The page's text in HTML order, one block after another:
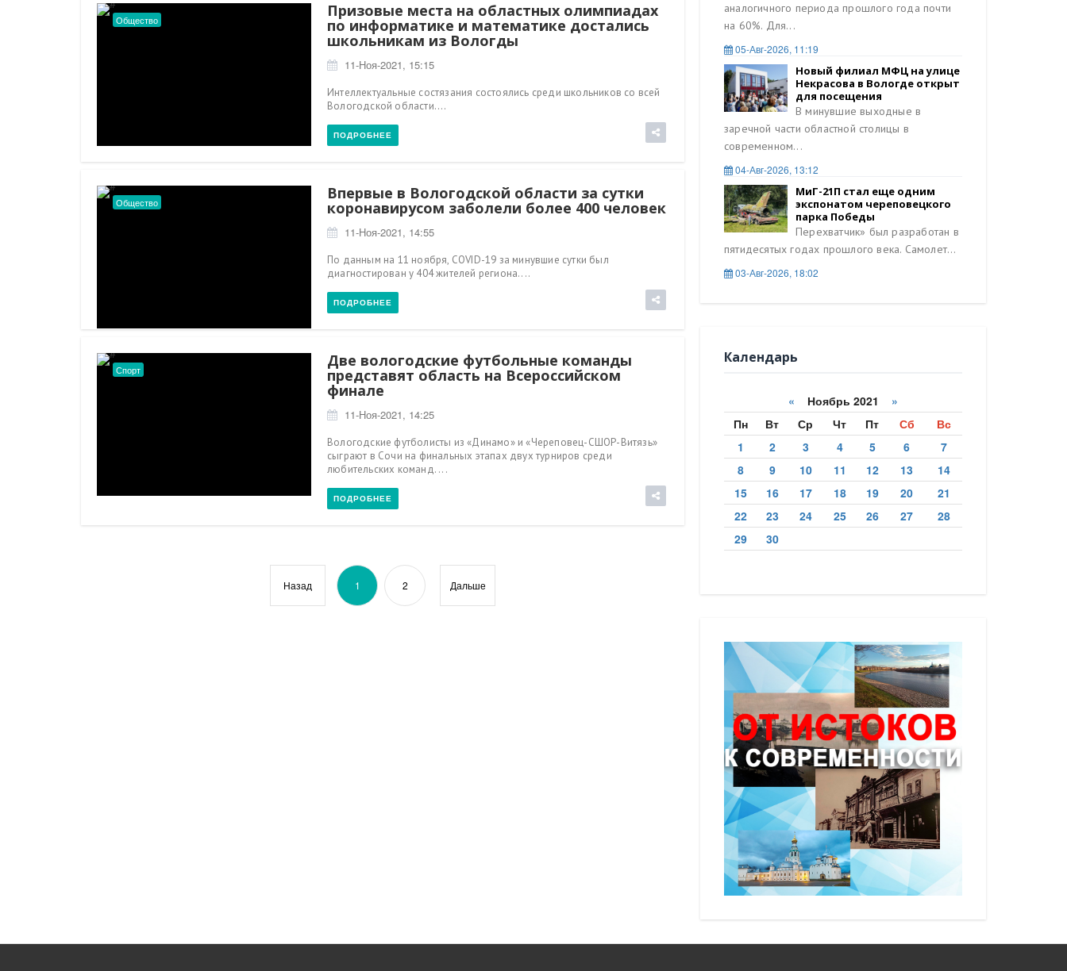
Общество Призовые места на областных олимпиадах
по информатике и математике достались
школьникам из Вологды
11-Ноя-2021, 15:15
Интеллектуальные состязания состоялись среди школьников со всей
Вологодской области....
ПОДРОБНЕЕ
Общество Впервые в Вологодской области за сутки
коронавирусом заболели более 400 человек
11-Ноя-2021, 14:55
По данным на 11 ноября, COVID-19 за минувшие сутки был
диагностирован у 404 жителей региона....
ПОДРОБНЕЕ
Спорт Две вологодские футбольные команды
представят область на Всероссийском
финале
11-Ноя-2021, 14:25
Вологодские футболисты из «Динамо» и «Череповец-СШОР-Витязь»
сыграют в Сочи на финальных этапах двух турниров среди
любительских команд. ...
ПОДРОБНЕЕ
Назад 1 2 Дальше
аналогичного периода прошлого года почти
на 60%. Для...
05-Авг-2026, 11:19
Новый филиал МФЦ на улице
Некрасова в Вологде открыт
для посещения
В минувшие выходные в
заречной части областной столицы в
современном...
04-Авг-2026, 13:12
МиГ-21П стал еще одним
экспонатом череповецкого
парка Победы
Перехватчик» был разработан в
пятидесятых годах прошлого века. Самолет...
03-Авг-2026, 18:02
Календарь
« Ноябрь 2021 »
Пн
Вт Ср Чт Пт Сб
Вс
1
2 3 4 5 6
7
8
9 10 11 12 13
14
15
16 17 18 19 20
21
22
23 24 25 26 27
28
29
30